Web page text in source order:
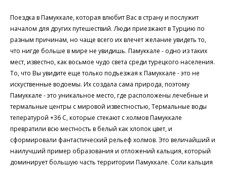
Поездка в Памуккале, которая влюбит Вас в страну и послужит
началом для других путешествий. Люди приезжают в Турцию по
разным причинам, но чаще всего их влечет желание увидеть то,
что нигде больше в мире не увидишь. Памуккале - одно из таких
мест, известно, как восьмое чудо света среди турецкого населения.
То, что Вы увидите еще только подъезжая к Памуккале - это не
искуственные водоемы. Их создала сама природа, поэтому
Памуккале - это уникальное место, где расположены лечебные и
термальные центры с мировой известностью, Термальные воды
тепературой +36 C, которые стекают с холмов Памуккале
превратили всю местность в белый как хлопок цвет, и
сформировали фантастический рельеф холмов. Это величайший и
наилучший пример образования и отложений кальция, который
доминирует большую часть территории Памуккале. Соли кальция